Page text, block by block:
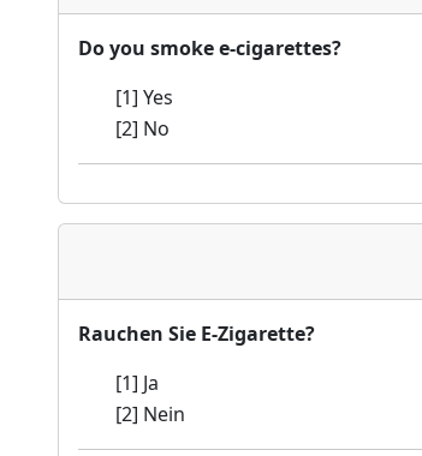
Do you smoke e-cigarettes?
[1] Yes
[2] No
Rauchen Sie E-Zigarette?
[1] Ja
[2] Nein